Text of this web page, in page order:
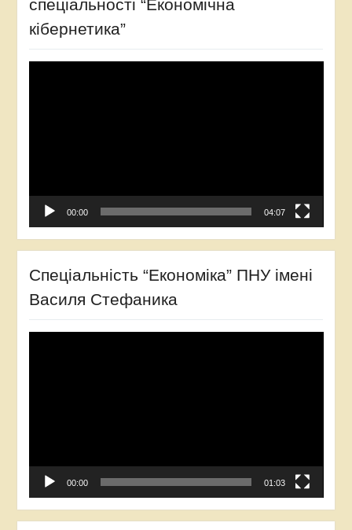
спеціальності “Економічна
кібернетика”
00:00 04:07
Спеціальність “Економіка” ПНУ імені
Василя Стефаника
00:00 01:03